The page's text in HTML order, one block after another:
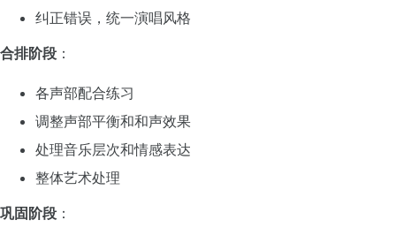
纠正错误，统一演唱风格
合排阶段 ：
各声部配合练习
调整声部平衡和和声效果
处理音乐层次和情感表达
整体艺术处理
巩固阶段 ：